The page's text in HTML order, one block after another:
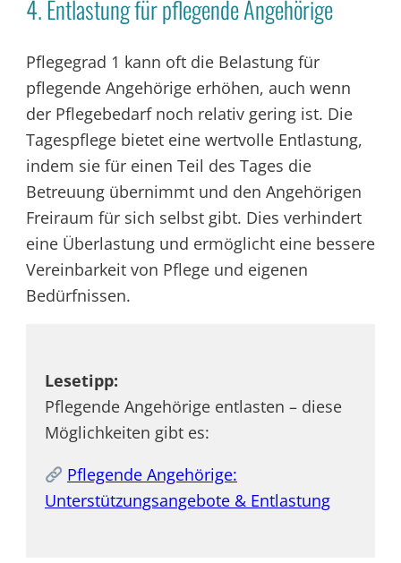
4. Entlastung für pflegende Angehörige
Pflegegrad 1 kann oft die Belastung für
pflegende Angehörige erhöhen, auch wenn
der Pflegebedarf noch relativ gering ist. Die
Tagespflege bietet eine wertvolle Entlastung,
indem sie für einen Teil des Tages die
Betreuung übernimmt und den Angehörigen
Freiraum für sich selbst gibt. Dies verhindert
eine Überlastung und ermöglicht eine bessere
Vereinbarkeit von Pflege und eigenen
Bedürfnissen.
Lesetipp:
Pflegende Angehörige entlasten – diese
Möglichkeiten gibt es:
Pflegende Angehörige:
Unterstützungsangebote & Entlastung